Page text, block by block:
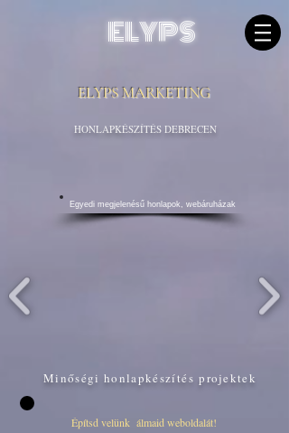
ELYPS
ELYPS MARKETING
HONLAPKÉSZÍTÉS DEBRECEN
Egyedi megjelenésű honlapok, webáruházak
Minőségi honlapkészítés projektek
Építsd velünk álmaid weboldalát!